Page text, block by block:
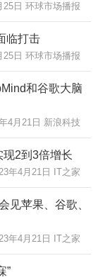
25日 环球市场播报
临打击
25日 环球市场播报
和谷歌大脑
4月21日 新浪科技
2到3倍增长
年4月21日 IT之家
见苹果、谷歌、
年4月21日 IT之家
”